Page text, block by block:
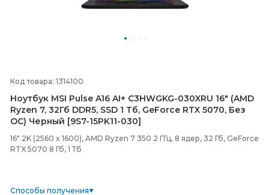
Код товара: 1314100
Ноутбук MSI Pulse A16 AI+ C3HWGKG-030XRU 16" (AMD
Ryzen 7, 32Гб DDR5, SSD 1 Тб, GeForce RTX 5070, Без
ОС) Черный [9S7-15PK11-030]
16" 2K (2560 x 1600), AMD Ryzen 7 350 2 ГГц, 8 ядер, 32 Гб, GeForce
RTX 5070 8 Гб, 1 Тб
Способы получения